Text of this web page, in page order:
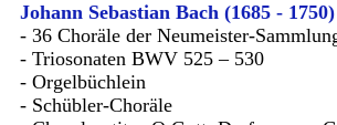
Johann Sebastian Bach (1685 - 1750)
- 36 Choräle der Neumeister-
- Triosonaten BWV 525 – 530
- Orgelbüchlein
- Schübler-Choräle